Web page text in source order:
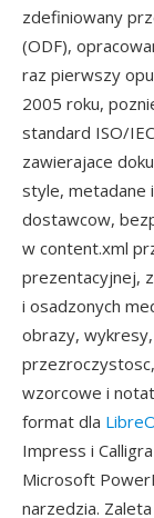
zdefiniowany
(ODF),
raz pierwszy
2005 roku,
standard ISO/
zawierajace
style, metadane
dostawcow,
w content.xml
prezentacyjnej,
i osadzonych
obrazy,
wzorcowe i
format dla
Impress i
Microsoft
narzedzia.